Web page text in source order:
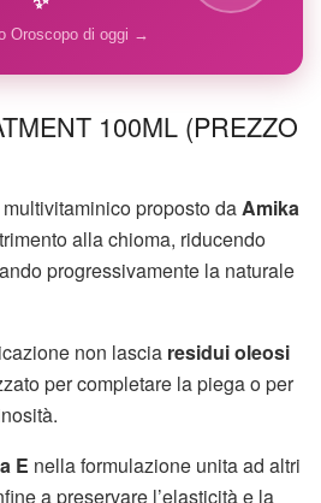
Oroscopo di oggi →
100ML (PREZZO
proposto daAmika
alla chioma, riducendo
progressivamente la naturale
non lascia residui oleosi
per completare la piega o per
E nella formulazione unita ad altri
a preservare l’elasticità e la